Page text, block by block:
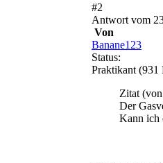
#2
Antwort vom
Von
Banane123
Status:
Praktikant (931
Zitat
Der
Kann ich